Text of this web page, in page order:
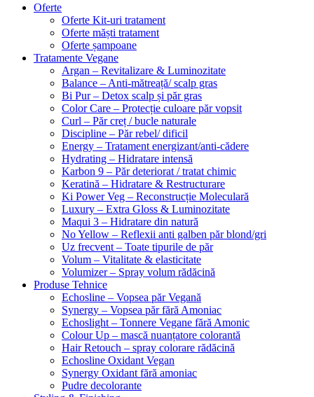
Oferte
Oferte Kit-uri tratament
Oferte măști tratament
Oferte șampoane
Tratamente Vegane
Argan – Revitalizare & Luminozitate
Balance – Anti-mătreață/ scalp gras
Bi Pur – Detox scalp și păr gras
Color Care – Protecție culoare păr vopsit
Curl – Păr creț / bucle naturale
Discipline – Păr rebel/ dificil
Energy – Tratament energizant/anti-cădere
Hydrating – Hidratare intensă
Karbon 9 – Păr deteriorat / tratat chimic
Keratină – Hidratare & Restructurare
Ki Power Veg – Reconstrucție Moleculară
Luxury – Extra Gloss & Luminozitate
Maqui 3 – Hidratare din natură
No Yellow – Reflexii anti galben păr blond/gri
Uz frecvent – Toate tipurile de păr
Volum – Vitalitate & elasticitate
Volumizer – Spray volum rădăcină
Produse Tehnice
Echosline – Vopsea păr Vegană
Synergy – Vopsea păr fără Amoniac
Echoslight – Tonnere Vegane fără Amonic
Colour Up – mască nuanțatore colorantă
Hair Retouch – spray colorare rădăcină
Echosline Oxidant Vegan
Synergy Oxidant fără amoniac
Pudre decolorante